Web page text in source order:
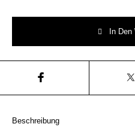
In
Beschreibung